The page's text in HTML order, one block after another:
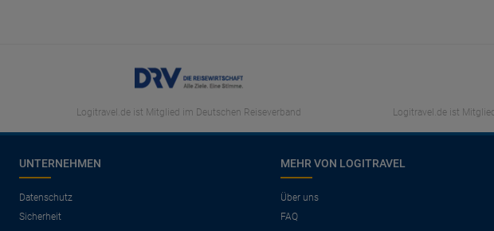
Logitravel.de ist Mitglied im Deutschen Reiseverband Logitravel.de ist
UNTERNEHMEN
Datenschutz
Sicherheit
MEHR VON LOGITRAVEL
Über uns
FAQ